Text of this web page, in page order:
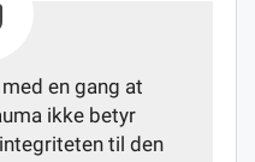
en gang at
ikke betyr
til den